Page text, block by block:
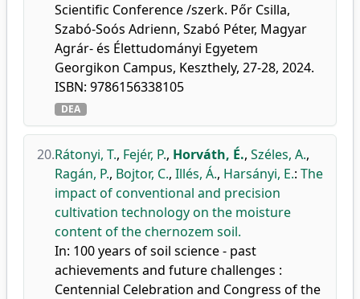
Scientific Conference /szerk. Pőr Csilla,
Szabó-Soós Adrienn, Szabó Péter, Magyar
Agrár- és Élettudományi Egyetem
Georgikon Campus, Keszthely, 27-28, 2024.
ISBN: 9786156338105
DEA
20.Rátonyi, T., Fejér, P., Horváth, É., Széles, A.,
Ragán, P., Bojtor, C., Illés, Á., Harsányi, E.: The
impact of conventional and precision
cultivation technology on the moisture
content of the chernozem soil.
In: 100 years of soil science - past
achievements and future challenges :
Centennial Celebration and Congress of the